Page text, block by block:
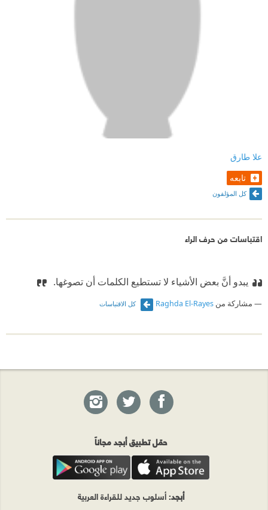
علا طارق
تابعه
كل المؤلفون
اقتباسات من حرف الراء
يبدو أنَّ بعض الأشياء لا تستطيع الكلمات أن تصوغها. ‏
مشاركة من Raghda El-Rayes كل الاقتباسات
حمّل تطبيق أبجد مجاناً
أبجد: أسلوب جديد للقراءة العربية